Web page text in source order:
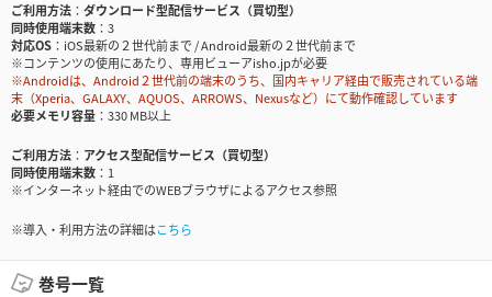
ご利用方法
ダウンロード型配信サービス（買切型）
同時使用端末数
3
対応OS
iOS最新の２世代前まで / Android最新の２世代前まで
※コンテンツの使用にあたり、専用ビューアisho.jpが必要
※Androidは、Android２世代前の端末のうち、国内キャリア経由で販売されている端
末（Xperia、GALAXY、AQUOS、ARROWS、Nexusなど）にて動作確認しています
必要メモリ容量
330 MB以上
ご利用方法
アクセス型配信サービス（買切型）
同時使用端末数
1
※インターネット経由でのWEBブラウザによるアクセス参照
※導入・利用方法の詳細はこちら
巻号一覧